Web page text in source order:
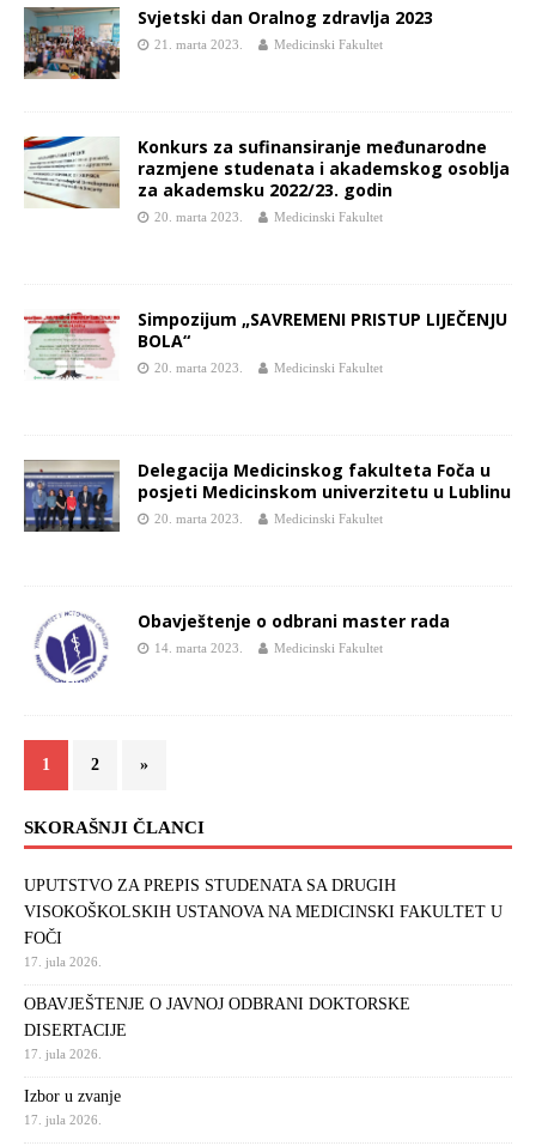
Svjetski dan Oralnog zdravlja 2023
21. marta 2023. Medicinski Fakultet
Konkurs za sufinansiranje međunarodne
razmjene studenata i akademskog osoblja
za akademsku 2022/23. godin
20. marta 2023. Medicinski Fakultet
Simpozijum „SAVREMENI PRISTUP LIJEČENJU
BOLA“
20. marta 2023. Medicinski Fakultet
Delegacija Medicinskog fakulteta Foča u
posjeti Medicinskom univerzitetu u Lublinu
20. marta 2023. Medicinski Fakultet
Obavještenje o odbrani master rada
14. marta 2023. Medicinski Fakultet
1 2 »
SKORAŠNJI ČLANCI
UPUTSTVO ZA PREPIS STUDENATA SA DRUGIH
VISOKOŠKOLSKIH USTANOVA NA MEDICINSKI FAKULTET U
FOČI
17. jula 2026.
OBAVJEŠTENJE O JAVNOJ ODBRANI DOKTORSKE
DISERTACIJE
17. jula 2026.
Izbor u zvanje
17. jula 2026.